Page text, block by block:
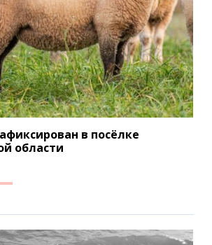
в посёлке
области